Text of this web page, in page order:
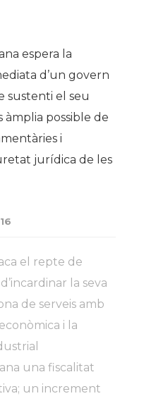
espera la
d’un govern
sustenti el seu
àmplia possible de
i
jurídica de les
el repte de
la seva
de serveis amb
i la
una fiscalitat
un increment